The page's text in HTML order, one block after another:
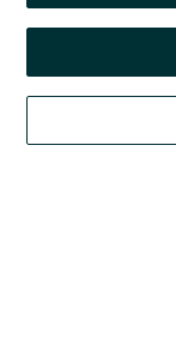
Kontynuując za